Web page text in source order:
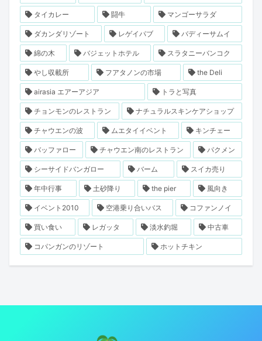
タイカレー 闘牛 マンゴーサラダ
ダカンダリゾート レゲイパブ バディーサムイ
綿の木 バジェットホテル スラタニーバンコク
やし収載所 フアタノンの市場 the Deli
airasia エアーアジア トラと写真
チョンモンのレストラン ナチュラルスキンケアショップ
チャウエンの波 ムエタイイベント キンチェー
バッファロー チャウエン南のレストラン パクメン
シーサイドバンガロー バーム スイカ売り
年中行事 土砂降り the pier 風向き
イベント2010 空港乗り合いバス コファンノイ
買い食い レガッタ 淡水釣堀 中古車
コパンガンのリゾート ホットチキン